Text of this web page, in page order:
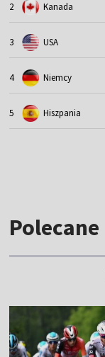
2 Kanada
3 USA
4 Niemcy
5 Hiszpania
Polecane